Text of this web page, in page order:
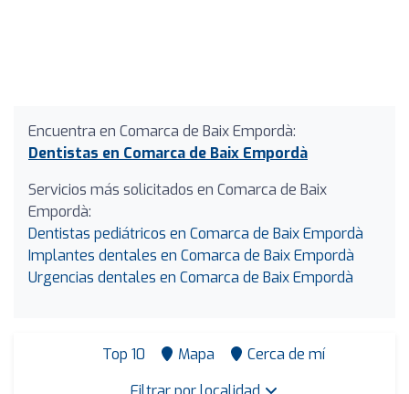
Encuentra en Comarca de Baix Empordà:
Dentistas en Comarca de Baix Empordà
Servicios más solicitados en Comarca de Baix
Empordà:
Dentistas pediátricos en Comarca de Baix Empordà
Implantes dentales en Comarca de Baix Empordà
Urgencias dentales en Comarca de Baix Empordà
Top 10 Mapa
Cerca de mí